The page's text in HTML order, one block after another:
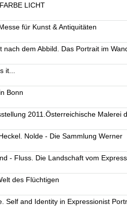
LICHT
für Kunst & Antiquitäten
nach dem Abbild. Das Portrait im
it...
Bonn
2011.Österreichische Malerei
Nolde - Die Sammlung Werner
- Fluss. Die Landschaft vom
des Flüchtigen
Self and Identity in Expressionist